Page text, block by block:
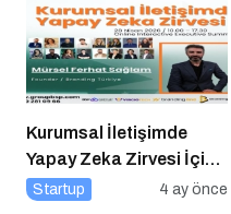
Kurumsal İletişimde
Yapay Zeka Zirvesi İçin
Geri Sayım!
Startup 4 ay önce